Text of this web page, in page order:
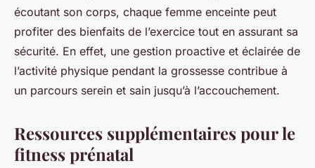
écoutant son corps, chaque femme enceinte peut
profiter des bienfaits de l’exercice tout en assurant sa
sécurité. En effet, une gestion proactive et éclairée de
l’activité physique pendant la grossesse contribue à
un parcours serein et sain jusqu’à l’accouchement.
Ressources supplémentaires pour le
fitness prénatal